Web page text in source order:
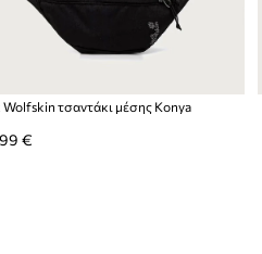
Wolfskin τσαντάκι μέσης Konya
€